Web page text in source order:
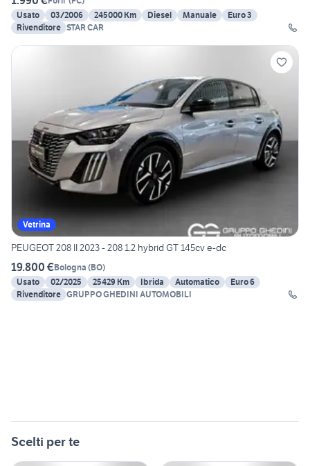
Usato
03/2006 245000 Km Diesel Manuale
Euro 3
Rivenditore STAR CAR
Vetrina
PEUGEOT 208 II 2023 - 208 1.2 hybrid GT 145cv e-dc
19.800 €Bologna (BO)
Usato
02/2025 25429 Km Ibrida Automatico
Euro 6
Rivenditore GRUPPO GHEDINI AUTOMOBILI
Scelti per te